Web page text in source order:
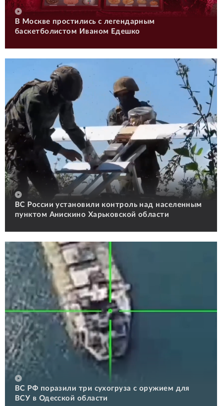
В Москве простились с легендарным
баскетболистом Иваном Едешко
ВС России установили контроль над населенным
пунктом Анискино Харьковской области
ВС РФ поразили три сухогруза с оружием для
ВСУ в Одесской области